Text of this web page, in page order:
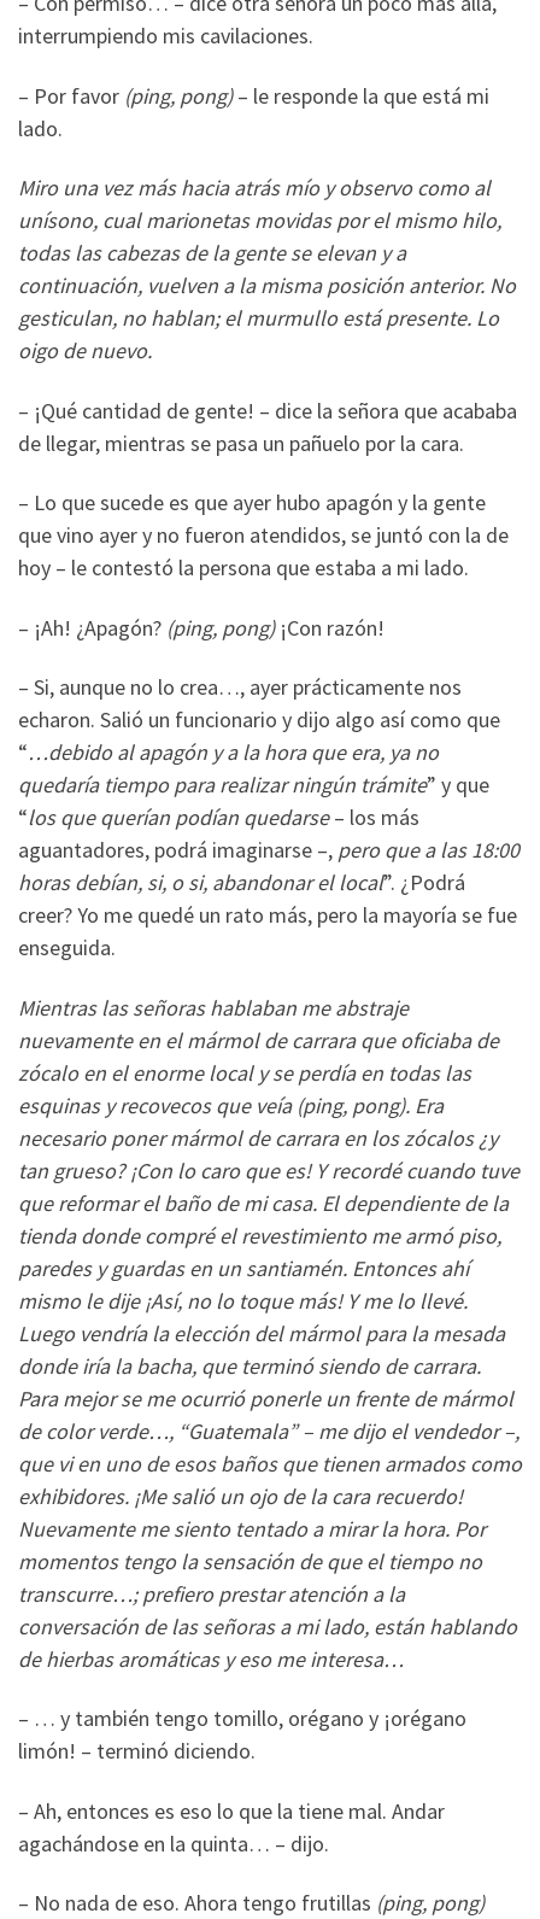
interrumpiendo mis cavilaciones.
– Por favor (ping, pong)– le responde la que está mi
lado.
Miro una vez más hacia atrás mío y observo como al
unísono, cual marionetas movidas por el mismo hilo,
todas las cabezas de la gente se elevan y a
continuación, vuelven a la misma posición anterior. No
gesticulan, no hablan; el murmullo está presente. Lo
oigo de nuevo.
– ¡Qué cantidad de gente! – dice la señora que acababa
de llegar, mientras se pasa un pañuelo por la cara.
– Lo que sucede es que ayer hubo apagón y la gente
que vino ayer y no fueron atendidos, se juntó con la de
hoy – le contestó la persona que estaba a mi lado.
– ¡Ah! ¿Apagón? (ping, pong)¡Con razón!
– Si, aunque no lo crea…, ayer prácticamente nos
echaron. Salió un funcionario y dijo algo así como que
“…debido al apagón y a la hora que era, ya no
quedaría tiempo para realizar ningún trámite” y que
“los que querían podían quedarse– los más
aguantadores, podrá imaginarse –, pero que a las 18:00
horas debían, si, o si, abandonar el local”. ¿Podrá
creer? Yo me quedé un rato más, pero la mayoría se fue
enseguida.
Mientras las señoras hablaban me abstraje
nuevamente en el mármol de carrara que oficiaba de
zócalo en el enorme local y se perdía en todas las
esquinas y recovecos que veía (ping, pong). Era
necesario poner mármol de carrara en los zócalos ¿y
tan grueso? ¡Con lo caro que es! Y recordé cuando tuve
que reformar el baño de mi casa. El dependiente de la
tienda donde compré el revestimiento me armó piso,
paredes y guardas en un santiamén. Entonces ahí
mismo le dije ¡Así, no lo toque más! Y me lo llevé.
Luego vendría la elección del mármol para la mesada
donde iría la bacha, que terminó siendo de carrara.
Para mejor se me ocurrió ponerle un frente de mármol
de color verde…, “Guatemala” – me dijo el vendedor –,
que vi en uno de esos baños que tienen armados como
exhibidores. ¡Me salió un ojo de la cara recuerdo!
Nuevamente me siento tentado a mirar la hora. Por
momentos tengo la sensación de que el tiempo no
transcurre…; prefiero prestar atención a la
conversación de las señoras a mi lado, están hablando
de hierbas aromáticas y eso me interesa…
– … y también tengo tomillo, orégano y ¡orégano
limón! – terminó diciendo.
– Ah, entonces es eso lo que la tiene mal. Andar
agachándose en la quinta… – dijo.
– No nada de eso. Ahora tengo frutillas (ping, pong)